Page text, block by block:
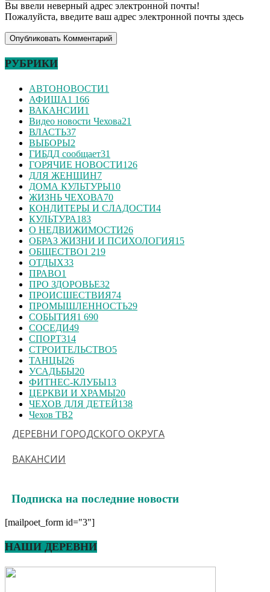
Вы ввели неверный адрес электронной почты!
Пожалуйста, введите ваш адрес электронной почты здесь
РУБРИКИ
АВТОНОВОСТИ1
АФИША1 166
ВАКАНСИИ1
Видео новости Чехова21
ВЛАСТЬ37
ВЫБОРЫ2
ГИБДД сообщает31
ГОРЯЧИЕ НОВОСТИ126
ДЛЯ ЖЕНЩИН7
ДОМА КУЛЬТУРЫ10
ЖИЗНЬ ЧЕХОВА70
КОНДИТЕРЫ И СЛАДОСТИ4
КУЛЬТУРА183
О НЕДВИЖИМОСТИ26
ОБРАЗ ЖИЗНИ И ПСИХОЛОГИЯ15
ОБЩЕСТВО1 219
ОТДЫХ33
ПРАВО1
ПРО ЗДОРОВЬЕ32
ПРОИСШЕСТВИЯ74
ПРОМЫШЛЕННОСТЬ29
СОБЫТИЯ1 690
СОСЕДИ49
СПОРТ314
СТРОИТЕЛЬСТВО5
ТАНЦЫ26
УСАДЬБЫ20
ФИТНЕС-КЛУБЫ13
ЦЕРКВИ И ХРАМЫ20
ЧЕХОВ ДЛЯ ДЕТЕЙ138
Чехов ТВ2
ДЕРЕВНИ ГОРОДСКОГО ОКРУГА
ВАКАНСИИ
Подписка на последние новости
[mailpoet_form id="3"]
НАШИ ДЕРЕВНИ